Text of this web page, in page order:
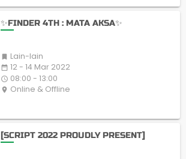
✨FINDER 4TH : MATA AKSA✨
 Lain-lain
date_range 12 - 14 Mar 2022
access_time 08:00 - 13:00
place Online & Offline
[SCRIPT 2022 PROUDLY PRESENT]